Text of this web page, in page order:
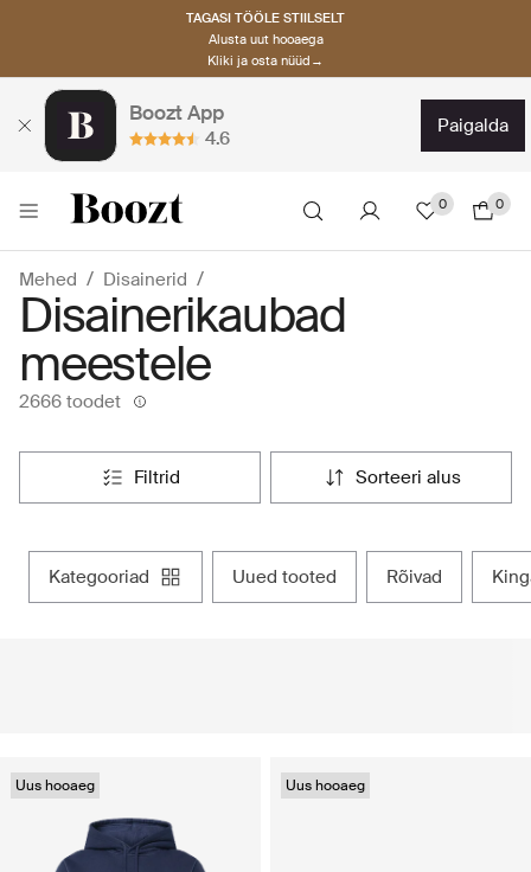
TAGASI TÖÖLE STIILSELT
Alusta uut hooaega
Kliki ja osta nüüd→
Boozt App
4.6
paigalda
0 0
Mehed Disainerid
Disainerikaubad
meestele
2666 toodet
filtrid sorteeri alus
kategooriad uued tooted rõivad
Uus hooaeg Uus hooaeg